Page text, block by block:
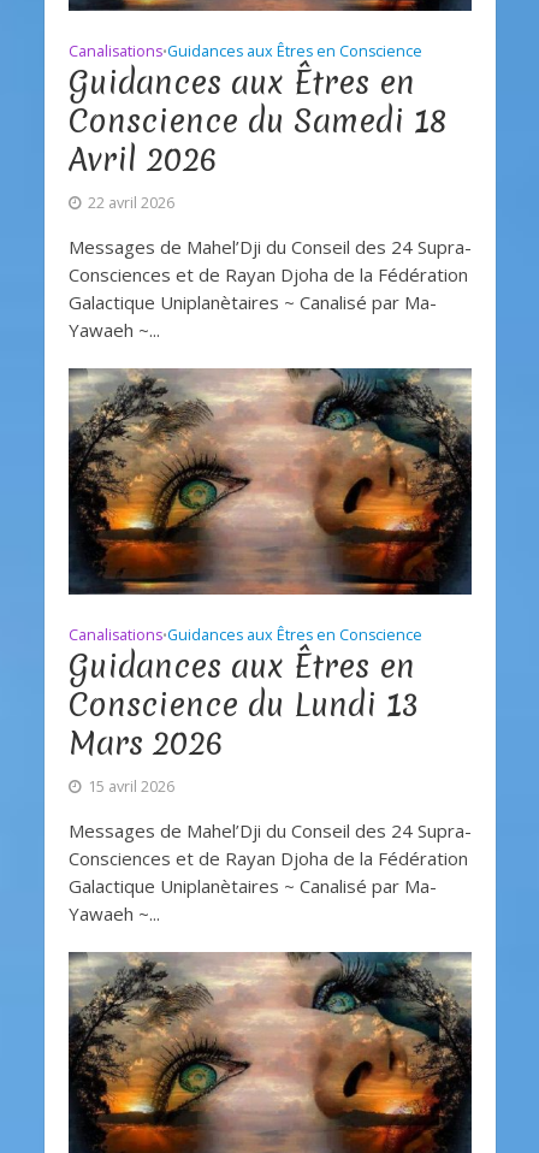
Canalisations•Guidances aux Êtres en Conscience
Guidances aux Êtres en
Conscience du Samedi 18
Avril 2026
22 avril 2026
Messages de Mahel’Dji du Conseil des 24 Supra-
Consciences et de Rayan Djoha de la Fédération
Galactique Uniplanètaires ~ Canalisé par Ma-
Yawaeh ~...
Canalisations•Guidances aux Êtres en Conscience
Guidances aux Êtres en
Conscience du Lundi 13
Mars 2026
15 avril 2026
Messages de Mahel’Dji du Conseil des 24 Supra-
Consciences et de Rayan Djoha de la Fédération
Galactique Uniplanètaires ~ Canalisé par Ma-
Yawaeh ~...